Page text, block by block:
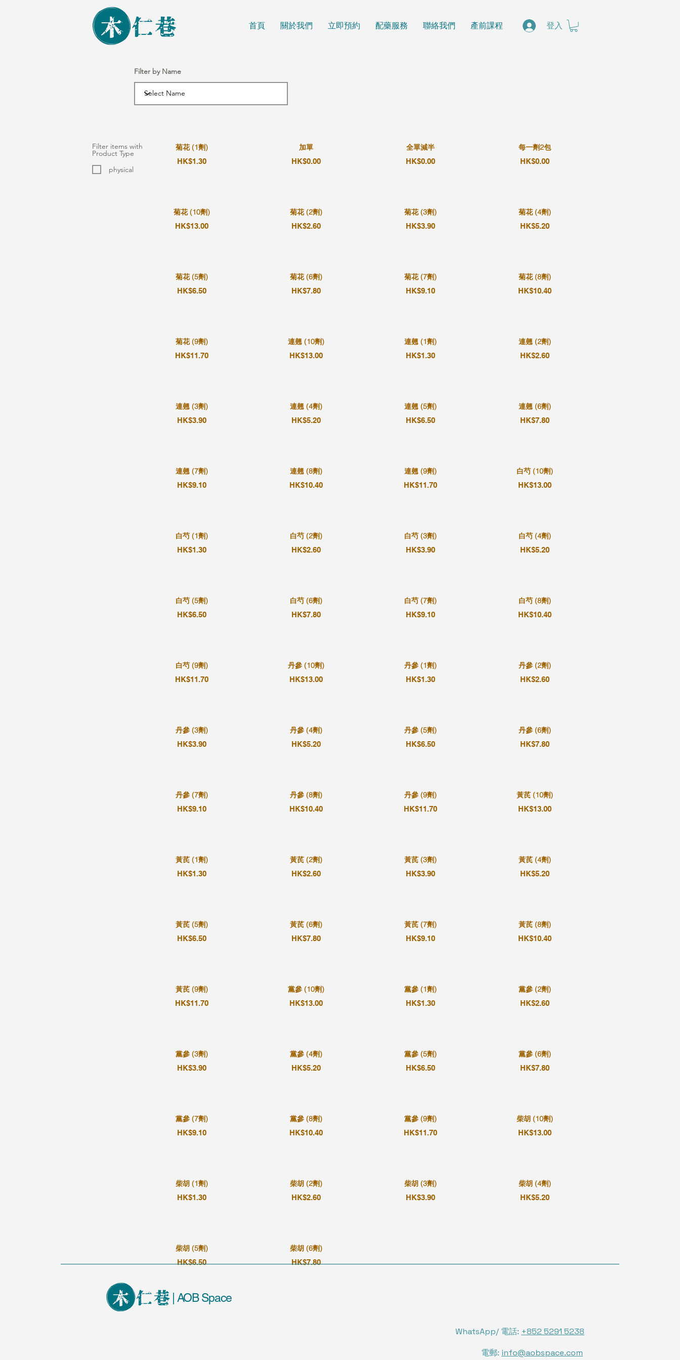
首頁 關於我們 立即預約 配藥服務 聯絡我們 產前課程 登入
Filter by Name
菊花 (1劑)
HK$1.30
菊花 (10劑)
HK$13.00
菊花 (5劑)
HK$6.50
菊花 (9劑)
HK$11.70
連翹 (3劑)
HK$3.90
連翹 (7劑)
HK$9.10
白芍 (1劑)
HK$1.30
白芍 (5劑)
HK$6.50
白芍 (9劑)
HK$11.70
丹參 (3劑)
HK$3.90
丹參 (7劑)
HK$9.10
黃芪 (1劑)
HK$1.30
黃芪 (5劑)
HK$6.50
黃芪 (9劑)
HK$11.70
黨參 (3劑)
HK$3.90
黨參 (7劑)
HK$9.10
柴胡 (1劑)
HK$1.30
柴胡 (5劑)
HK$6.50
加單
HK$0.00
菊花 (2劑)
HK$2.60
菊花 (6劑)
HK$7.80
連翹 (10劑)
HK$13.00
連翹 (4劑)
HK$5.20
連翹 (8劑)
HK$10.40
白芍 (2劑)
HK$2.60
白芍 (6劑)
HK$7.80
丹參 (10劑)
HK$13.00
丹參 (4劑)
HK$5.20
丹參 (8劑)
HK$10.40
黃芪 (2劑)
HK$2.60
黃芪 (6劑)
HK$7.80
黨參 (10劑)
HK$13.00
黨參 (4劑)
HK$5.20
黨參 (8劑)
HK$10.40
柴胡 (2劑)
HK$2.60
柴胡 (6劑)
HK$7.80
全單減半
HK$0.00
菊花 (3劑)
HK$3.90
菊花 (7劑)
HK$9.10
連翹 (1劑)
HK$1.30
連翹 (5劑)
HK$6.50
連翹 (9劑)
HK$11.70
白芍 (3劑)
HK$3.90
白芍 (7劑)
HK$9.10
丹參 (1劑)
HK$1.30
丹參 (5劑)
HK$6.50
丹參 (9劑)
HK$11.70
黃芪 (3劑)
HK$3.90
黃芪 (7劑)
HK$9.10
黨參 (1劑)
HK$1.30
黨參 (5劑)
HK$6.50
黨參 (9劑)
HK$11.70
柴胡 (3劑)
HK$3.90
每一劑2包
HK$0.00
菊花 (4劑)
HK$5.20
菊花 (8劑)
HK$10.40
連翹 (2劑)
HK$2.60
連翹 (6劑)
HK$7.80
白芍 (10劑)
HK$13.00
白芍 (4劑)
HK$5.20
白芍 (8劑)
HK$10.40
丹參 (2劑)
HK$2.60
丹參 (6劑)
HK$7.80
黃芪 (10劑)
HK$13.00
黃芪 (4劑)
HK$5.20
黃芪 (8劑)
HK$10.40
黨參 (2劑)
HK$2.60
黨參 (6劑)
HK$7.80
柴胡 (10劑)
HK$13.00
柴胡 (4劑)
HK$5.20
Filter items with
Product Type
physical
| AOB Space
WhatsApp/ 電話: +852 5291 5238
電郵: info@aobspace.com